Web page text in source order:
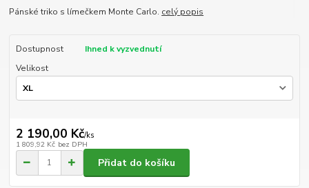
Pánské triko s límečkem Monte Carlo. celý popis
Dostupnost
Ihned k vyzvednutí
Velikost
2 190,00 Kč/ks
1 809,92 Kč bez DPH
Přidat do košíku